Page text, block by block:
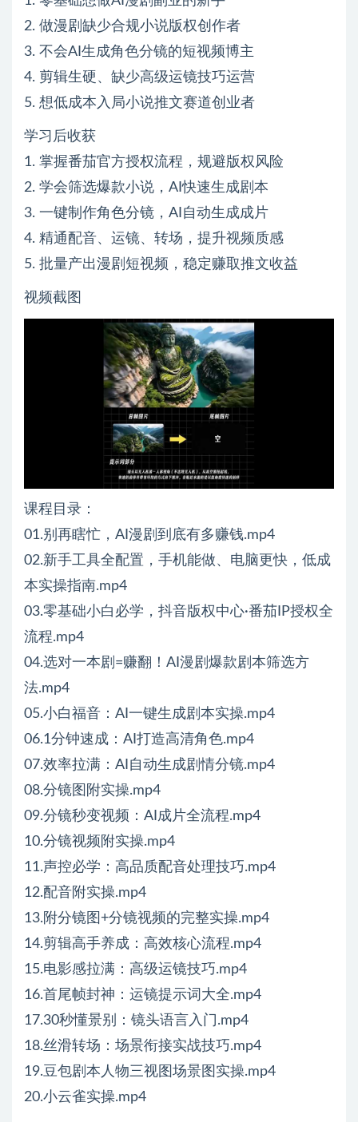
2. 做漫剧缺少合规小说版权创作者
3. 不会AI生成角色分镜的短视频博主
4. 剪辑生硬、缺少高级运镜技巧运营
5. 想低成本入局小说推文赛道创业者
学习后收获
1. 掌握番茄官方授权流程，规避版权风险
2. 学会筛选爆款小说，AI快速生成剧本
3. 一键制作角色分镜，AI自动生成成片
4. 精通配音、运镜、转场，提升视频质感
5. 批量产出漫剧短视频，稳定赚取推文收益
视频截图
课程目录：
01.别再瞎忙，AI漫剧到底有多赚钱.mp4
02.新手工具全配置，手机能做、电脑更快，低成
本实操指南.mp4
03.零基础小白必学，抖音版权中心·番茄IP授权全
流程.mp4
04.选对一本剧=赚翻！AI漫剧爆款剧本筛选方
法.mp4
05.小白福音：AI一键生成剧本实操.mp4
06.1分钟速成：AI打造高清角色.mp4
07.效率拉满：AI自动生成剧情分镜.mp4
08.分镜图附实操.mp4
09.分镜秒变视频：AI成片全流程.mp4
10.分镜视频附实操.mp4
11.声控必学：高品质配音处理技巧.mp4
12.配音附实操.mp4
13.附分镜图+分镜视频的完整实操.mp4
14.剪辑高手养成：高效核心流程.mp4
15.电影感拉满：高级运镜技巧.mp4
16.首尾帧封神：运镜提示词大全.mp4
17.30秒懂景别：镜头语言入门.mp4
18.丝滑转场：场景衔接实战技巧.mp4
19.豆包剧本人物三视图场景图实操.mp4
20.小云雀实操.mp4